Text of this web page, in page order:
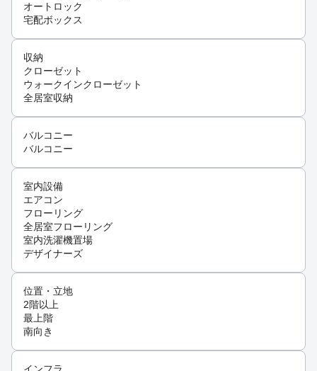
オートロック
宅配ボックス
収納
クローゼット
ウォークインクローゼット
全居室収納
バルコニー
バルコニー
室内設備
エアコン
フローリング
全居室フローリング
室内洗濯機置場
デザイナーズ
位置・立地
2階以上
最上階
南向き